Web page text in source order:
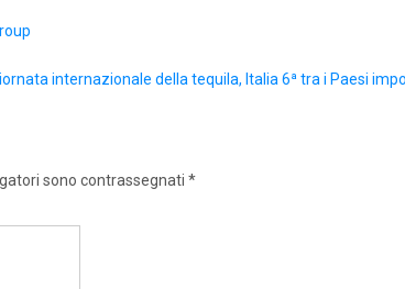
internazionale della tequila, Italia 6ª tra i Paesi
sono contrassegnati *